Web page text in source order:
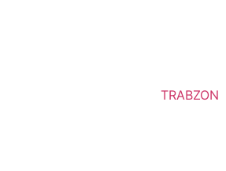
TRABZON